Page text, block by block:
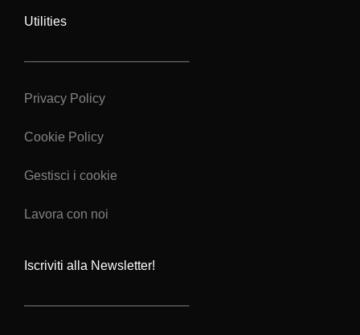
Utilities
Privacy Policy
Cookie Policy
Gestisci i cookie
Lavora con noi
Iscriviti alla Newsletter!